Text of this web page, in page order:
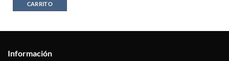
CARRITO
Información